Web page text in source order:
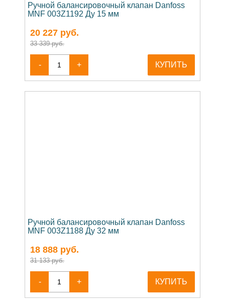
Ручной балансировочный клапан Danfoss
MNF 003Z1192 Ду 15 мм
20 227 руб.
33 339 руб.
- + КУПИТЬ
Ручной балансировочный клапан Danfoss
MNF 003Z1188 Ду 32 мм
18 888 руб.
31 133 руб.
- + КУПИТЬ